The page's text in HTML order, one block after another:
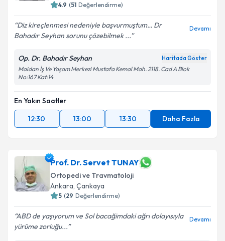
Kişisel verilerimin işlenmesine ilişkinAydınlatma
Metni 'ni okudum ve kişisel verilerimin belirtilen
4.9 (51 Değerlendirme)
Diz kireçlenmesi nedeniyle başvurmuştum… Dr
Bahadır Seyhan sorunu çözebilmek ...
Devamı
Op. Dr. Bahadır Seyhan Haritada Göster
Maidan İş Ve Yaşam Merkezi Mustafa Kemal Mah. 2118. Cad A Blok
No:167 Kat:14
En Yakın Saatler
12:30
13:00 13:30 Daha Fazla
Prof. Dr. Servet TUNAY
Ortopedi ve Travmatoloji
Ankara, Çankaya
5 (29 Değerlendirme)
ABD de yaşıyorum ve Sol bacağimdaki ağrı dolayısıyla
yürüme zorluğu...
Devamı